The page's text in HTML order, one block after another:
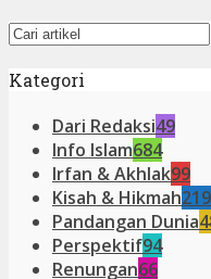
Kategori
Dari Redaksi49
Info Islam684
Irfan & Akhlak99
Kisah & Hikmah219
Pandangan Dunia
Perspektif94
Renungan66